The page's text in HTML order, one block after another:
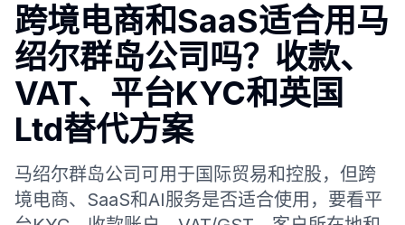
跨境电商和SaaS适合用马
绍尔群岛公司吗？收款、
VAT、平台KYC和英国
Ltd替代方案
马绍尔群岛公司可用于国际贸易和控股，但跨
境电商、SaaS和AI服务是否适合使用，要看平